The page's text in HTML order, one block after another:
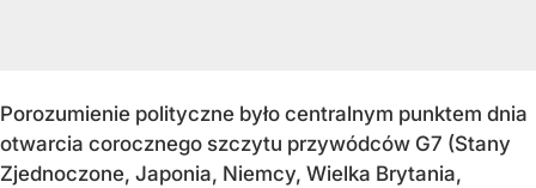
Porozumienie polityczne było centralnym punktem dnia
otwarcia corocznego szczytu przywódców G7 (Stany
Zjednoczone, Japonia, Niemcy, Wielka Brytania,